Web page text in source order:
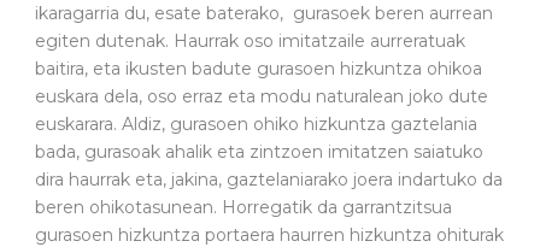
ikaragarria du, esate baterako, gurasoek beren aurrean
egiten dutenak. Haurrak oso imitatzaile aurreratuak
baitira, eta ikusten badute gurasoen hizkuntza ohikoa
euskara dela, oso erraz eta modu naturalean joko dute
euskarara. Aldiz, gurasoen ohiko hizkuntza gaztelania
bada, gurasoak ahalik eta zintzoen imitatzen saiatuko
dira haurrak eta, jakina, gaztelaniarako joera indartuko da
beren ohikotasunean. Horregatik da garrantzitsua
gurasoen hizkuntza portaera haurren hizkuntza ohiturak